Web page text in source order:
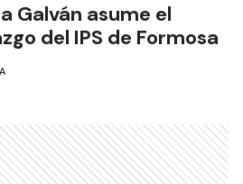
Galván asume el
del IPS de Formosa